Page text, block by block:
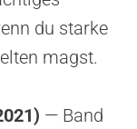
du starke
magst.
— Band